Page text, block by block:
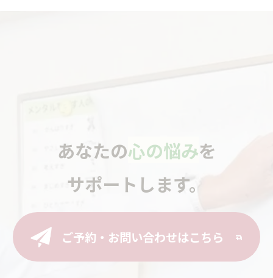
あなたの心の悩みを
サポートします。
ご予約・お問い合わせはこちら